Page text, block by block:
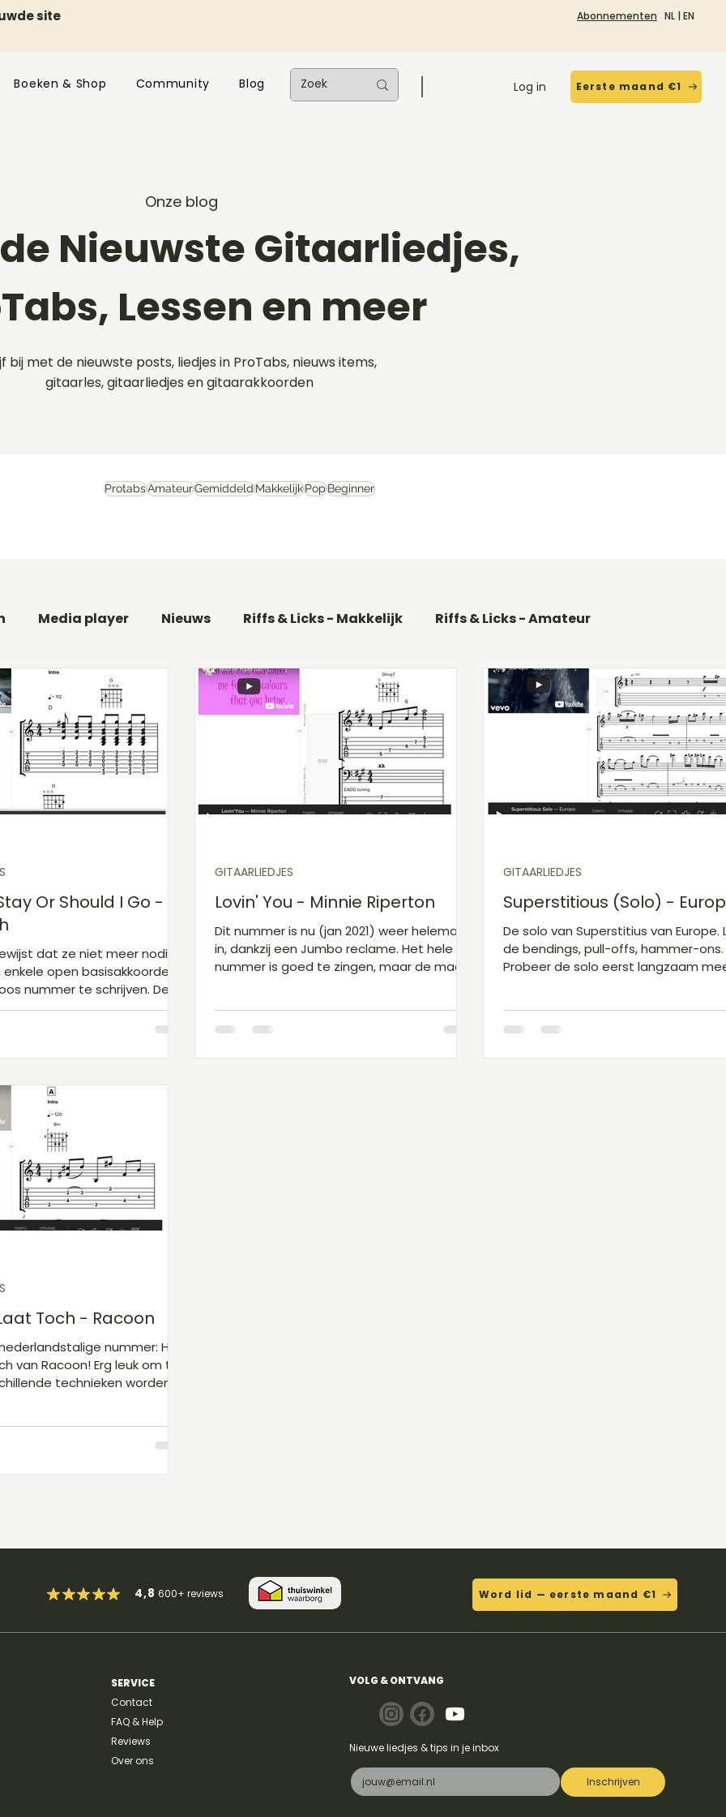
site Abonnementen NL | EN
Boeken & Shop Community Blog Log in Eerste maand €1
Onze blog
Nieuwste Gitaarliedjes,
Lessen en meer
bij met de nieuwste posts, liedjes in ProTabs, nieuws items,
gitaarles, gitaarliedjes en gitaarakkoorden
ProtabsAmateurGemiddeldMakkelijkPopBeginner
Media player Nieuws Riffs & Licks - Makkelijk Riffs & Licks - Amateur
Basgitaarles beginners Filmthema's Basgitaar songs Gitaarakkoorden C
F Gitaarakkoorden G Gitaarakkoorden A Gitaarakkoorden B Gitaarboek
en Leer Sessie
Or Should I Go -
dat ze niet meer nodig
open basisakkoorden
nummer te schrijven. De
die je in de tablatuur
je gebruiken om door het
(van dezelfde
zich zo hard gaan dat het
er een specifieke structuur in
het dus eerst te spelen
van wat er staat, en laa
Lovin' You - Minnie Riperton
Dit nummer is nu (jan 2021) weer helemaal
in, dankzij een Jumbo reclame. Het hele
nummer is goed te zingen, maar de maat
GITAARLIEDJES
Superstitious (Solo) -
De solo van Superstitius van Europe.
de bendings, pull-offs, hammer-ons.
Probeer de solo eerst langzaam
Superstitious (Solo) Album: Out Of
World Jaar: 1988 Categorie: Hardrock
GITAARLIEDJES
Toch - Racoon
nummer: Het
van Racoon! Erg leuk om te
technieken worden
4,8600+reviews Word lid — eerste maand €1
SERVICE
Contact
FAQ & Help
Reviews
Over ons
VOLG & ONTVANG
Nieuwe liedjes & tips in je inbox
Inschrijven